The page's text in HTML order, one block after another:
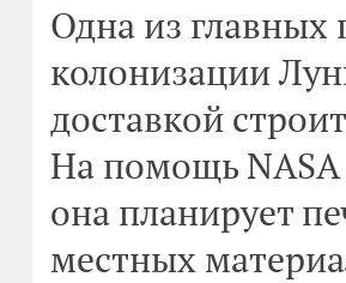
Одна из главных
колонизации
доставкой
На помощь
она планирует
местных